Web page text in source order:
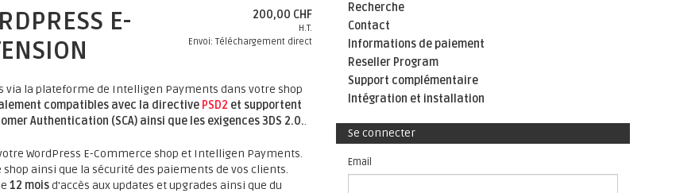
200,00 CHF
H.T.
Envoi: Téléchargement direct
E-
la plateforme de Intelligen Payments dans votre shop
compatibles avec la directive PSD2 et supportent
Authentication (SCA) ainsi que les exigences 3DS 2.0..
WordPress E-Commerce shop et Intelligen Payments.
ainsi que la sécurité des paiements de vos clients.
12 moisd'accès aux updates et upgrades ainsi que du
Recherche
Contact
Informations de paiement
Reseller Program
Support complémentaire
Intégration et installation
Se connecter
Email